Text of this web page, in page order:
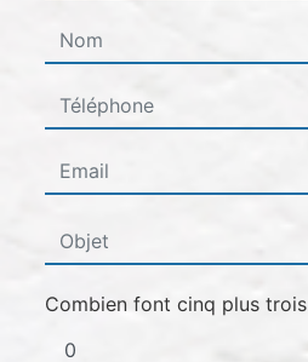
Combien font cinq plus trois